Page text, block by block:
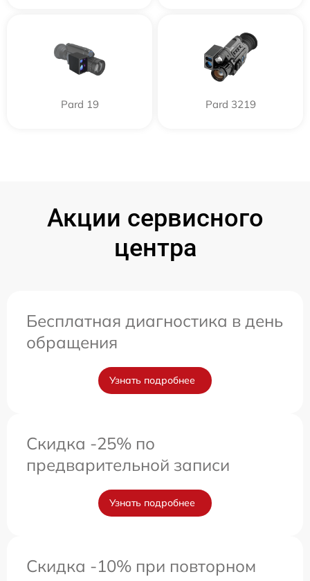
Pard 19 Pard 3219
Акции сервисного
центра
Бесплатная диагностика в день
обращения
Узнать подробнее
Скидка -25% по
предварительной записи
Узнать подробнее
Скидка -10% при повторном